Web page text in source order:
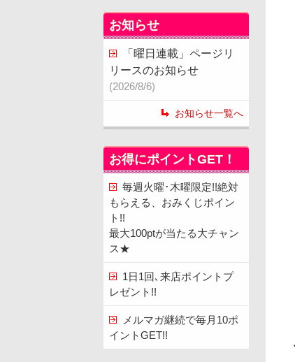
お知らせ
「曜日連載」ページリ
リースのお知らせ
(2026/8/6)
お知らせ一覧へ
お得にポイントGET！
毎週火曜･木曜限定!!絶対
もらえる、おみくじポイン
ト!!
最大100ptが当たる大チャン
ス★
1日1回､来店ポイントプ
レゼント!!
メルマガ継続で毎月10ポ
イントGET!!